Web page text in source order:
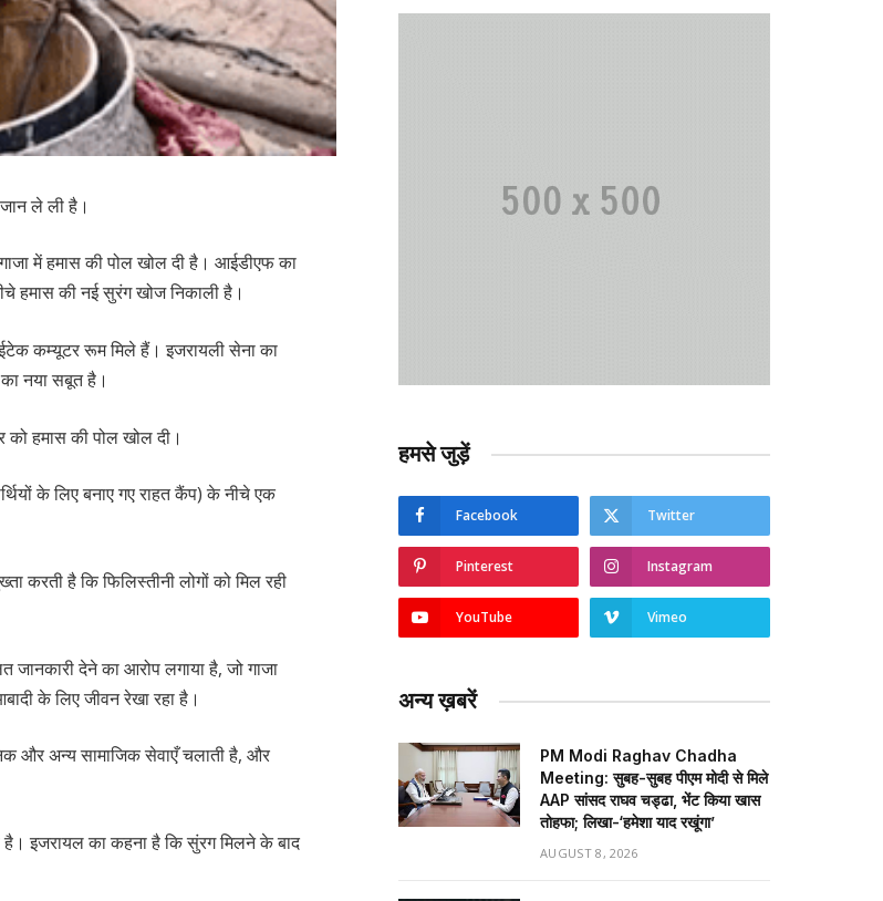
ले ली है।
में हमास की पोल खोल दी है। आईडीएफ का
हमास की नई सुरंग खोज निकाली है।
कम्यूटर रूम मिले हैं। इजरायली सेना का
नया सबूत है।
को हमास की पोल खोल दी।
के लिए बनाए गए राहत कैंप) के नीचे एक
करती है कि फिलिस्तीनी लोगों को मिल रही
देने का आरोप लगाया है, जो गाजा
के लिए जीवन रेखा रहा है।
और अन्य सामाजिक सेवाएँ चलाती है, और
है। इजरायल का कहना है कि सुंरग मिलने के बाद
हमसे जुड़ें
Facebook Twitter
Pinterest Instagram
YouTube Vimeo
अन्य ख़बरें
PM Modi Raghav Chadha
Meeting: सुबह-सुबह पीएम मोदी से मिले
AAP सांसद राघव चड्ढा, भेंट किया खास
तोहफा; लिखा-‘हमेशा याद रखूंगा’
AUGUST 8, 2026